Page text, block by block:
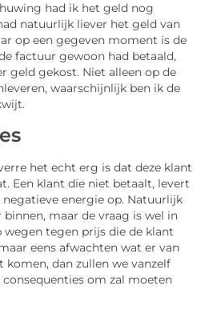
had ik het geld nog
natuurlijk liever het geld van
op een gegeven moment is de
factuur gewoon had betaald,
geld gekost. Niet alleen op de
waarschijnlijk ben ik de
het echt erg is dat deze klant
Een klant die niet betaalt, levert
energie op. Natuurlijk
maar de vraag is wel in
wegen tegen prijs die de klant
eens afwachten wat er van
dan zullen we vanzelf
om zal moeten